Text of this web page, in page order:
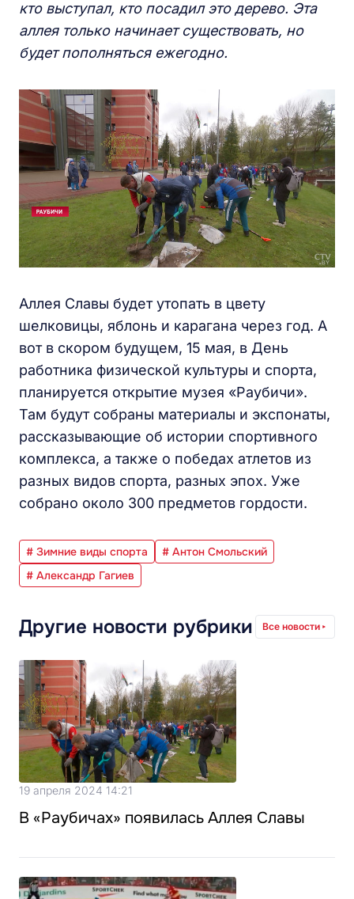
кто выступал, кто посадил это дерево. Эта
аллея только начинает существовать, но
будет пополняться ежегодно.
Аллея Славы будет утопать в цвету
шелковицы, яблонь и карагана через год. А
вот в скором будущем, 15 мая, в День
работника физической культуры и спорта,
планируется открытие музея «Раубичи».
Там будут собраны материалы и экспонаты,
рассказывающие об истории спортивного
комплекса, а также о победах атлетов из
разных видов спорта, разных эпох. Уже
собрано около 300 предметов гордости.
# Зимние виды спорта
# Антон Смольский
# Александр Гагиев
Другие новости рубрики Все новости
19 апреля 2024 14:21
В «Раубичах» появилась Аллея Славы